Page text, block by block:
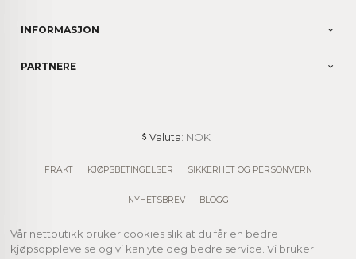
INFORMASJON
PARTNERE
Valuta: NOK
FRAKT KJØPSBETINGELSER SIKKERHET OG PERSONVERN
NYHETSBREV BLOGG
Vår nettbutikk bruker cookies slik at du får en bedre
kjøpsopplevelse og vi kan yte deg bedre service. Vi bruker